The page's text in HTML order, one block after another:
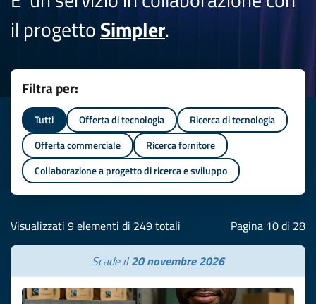
il progettoSimpler.
Filtra per:
Tutti Offerta di tecnologia
Ricerca di tecnologia
Offerta commerciale
Ricerca fornitore
Collaborazione a progetto di ricerca e sviluppo
Visualizzati 9 elementi di 249 totali Pagina 10 di 28
Scade il20 novembre 2026